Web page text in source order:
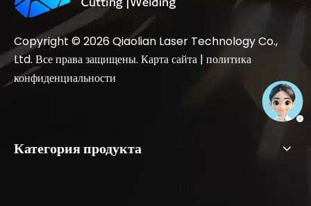
Copyright © 2026Qiaolian Laser Technology Co.,
Ltd. Все права защищены. Карта сайта | политика
конфиденциальности
Категория продукта